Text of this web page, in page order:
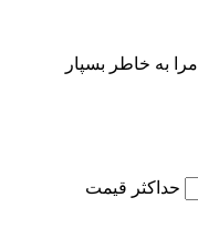
مرا به خاطر بسپار
حداكثر قيمت